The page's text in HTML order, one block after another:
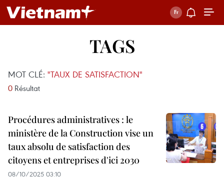
TAGS
MOT CLÉ: "TAUX DE SATISFACTION"
0 Résultat
Procédures administratives : le
ministère de la Construction vise un
taux absolu de satisfaction des
citoyens et entreprises d'ici 2030
08/10/2025 03:10